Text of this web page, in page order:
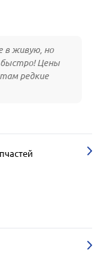
в живую, но
быстро! Цены
редкие